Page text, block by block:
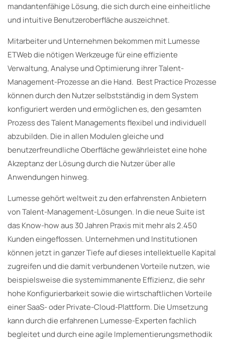
mandantenfähige Lösung, die sich durch eine einheitliche
und intuitive Benutzeroberfläche auszeichnet.
Mitarbeiter und Unternehmen bekommen mit Lumesse
ETWeb die nötigen Werkzeuge für eine effiziente
Verwaltung, Analyse und Optimierung ihrer Talent-
Management-Prozesse an die Hand. Best Practice Prozesse
können durch den Nutzer selbstständig in dem System
konfiguriert werden und ermöglichen es, den gesamten
Prozess des Talent Managements flexibel und individuell
abzubilden. Die in allen Modulen gleiche und
benutzerfreundliche Oberfläche gewährleistet eine hohe
Akzeptanz der Lösung durch die Nutzer über alle
Anwendungen hinweg.
Lumesse gehört weltweit zu den erfahrensten Anbietern
von Talent-Management-Lösungen. In die neue Suite ist
das Know-how aus 30 Jahren Praxis mit mehr als 2.450
Kunden eingeflossen. Unternehmen und Institutionen
können jetzt in ganzer Tiefe auf dieses intellektuelle Kapital
zugreifen und die damit verbundenen Vorteile nutzen, wie
beispielsweise die systemimmanente Effizienz, die sehr
hohe Konfigurierbarkeit sowie die wirtschaftlichen Vorteile
einer SaaS- oder Private-Cloud-Plattform. Die Umsetzung
kann durch die erfahrenen Lumesse-Experten fachlich
begleitet und durch eine agile Implementierungsmethodik